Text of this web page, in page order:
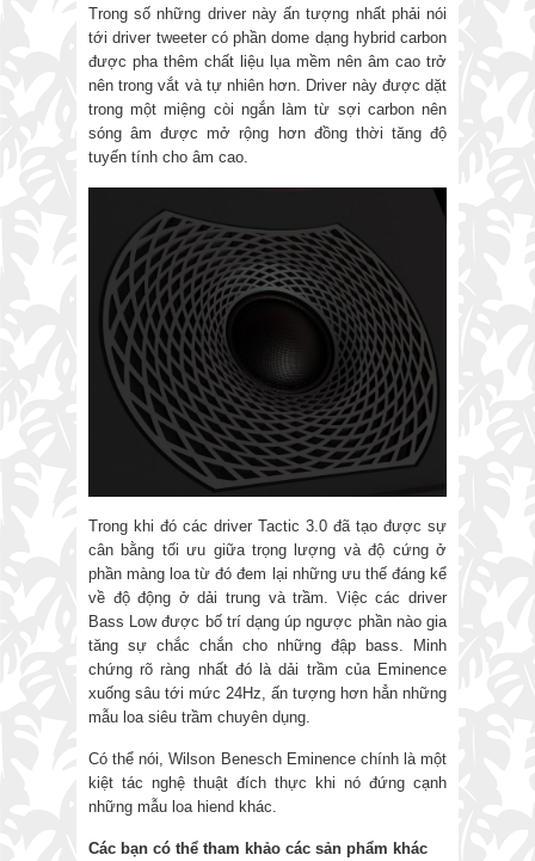
Trong số những driver này ấn tượng nhất phải nói
tới driver tweeter có phần dome dạng hybrid carbon
được pha thêm chất liệu lụa mềm nên âm cao trở
nên trong vắt và tự nhiên hơn. Driver này được dặt
trong một miệng còi ngắn làm từ sợi carbon nên
sóng âm được mở rộng hơn đồng thời tăng độ
tuyến tính cho âm cao.
Trong khi đó các driver Tactic 3.0 đã tạo được sự
cân bằng tối ưu giữa trọng lượng và độ cứng ở
phần màng loa từ đó đem lại những ưu thế đáng kể
về độ động ở dải trung và trầm. Việc các driver
Bass Low được bố trí dạng úp ngược phần nào gia
tăng sự chắc chắn cho những đập bass. Minh
chứng rõ ràng nhất đó là dải trầm của Eminence
xuống sâu tới mức 24Hz, ấn tượng hơn hẳn những
mẫu loa siêu trầm chuyên dụng.
Có thể nói, Wilson Benesch Eminence chính là một
kiệt tác nghệ thuật đích thực khi nó đứng cạnh
những mẫu loa hiend khác.
Các bạn có thể tham khảo các sản phẩm khác